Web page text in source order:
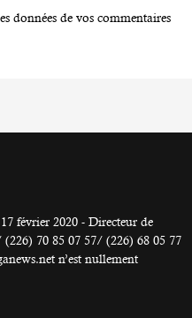
données de vos commentaires
février 2020 - Directeur de
70 85 07 57/ (226) 68 05 77
n’est nullement